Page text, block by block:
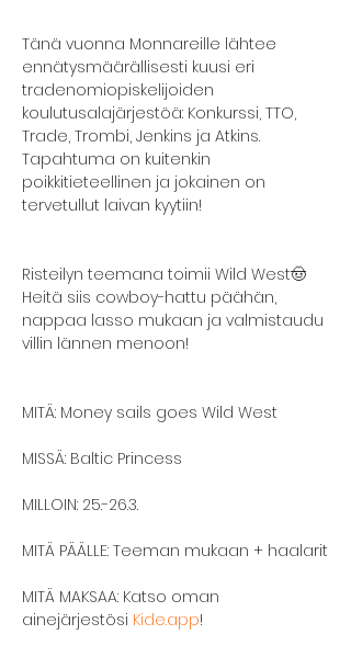
Tänä vuonna Monnareille lähtee
ennätysmäärällisesti kuusi eri
tradenomiopiskelijoiden
koulutusalajärjestöä: Konkurssi, TTO,
Trade, Trombi, Jenkins ja Atkins.
Tapahtuma on kuitenkin
poikkitieteellinen ja jokainen on
tervetullut laivan kyytiin!
Risteilyn teemana toimii Wild West🤠
Heitä siis cowboy-hattu päähän,
nappaa lasso mukaan ja valmistaudu
villin lännen menoon!
MITÄ: Money sails goes Wild West
MISSÄ: Baltic Princess
MILLOIN: 25.-26.3.
MITÄ PÄÄLLE: Teeman mukaan + haalarit
MITÄ MAKSAA: Katso oman
ainejärjestösi Kide.app!